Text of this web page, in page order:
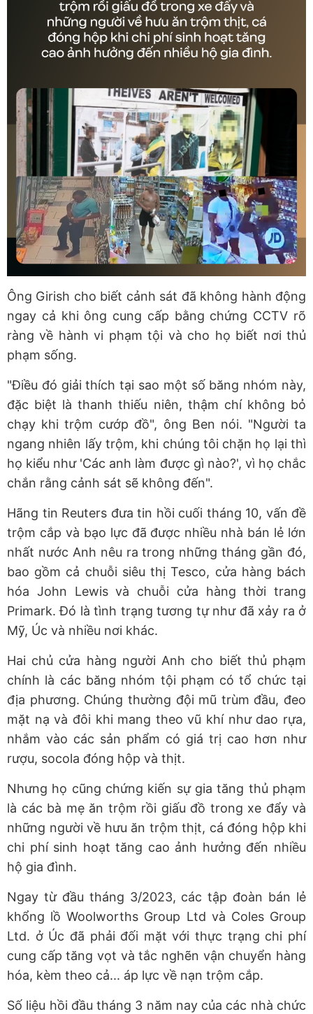
Ông Girish cho biết cảnh sát đã không hành động
ngay cả khi ông cung cấp bằng chứng CCTV rõ
ràng về hành vi phạm tội và cho họ biết nơi thủ
phạm sống.
"Điều đó giải thích tại sao một số băng nhóm này,
đặc biệt là thanh thiếu niên, thậm chí không bỏ
chạy khi trộm cướp đồ", ông Ben nói. "Người ta
ngang nhiên lấy trộm, khi chúng tôi chặn họ lại thì
họ kiểu như 'Các anh làm được gì nào?', vì họ chắc
chắn rằng cảnh sát sẽ không đến".
Hãng tin Reuters đưa tin hồi cuối tháng 10, vấn đề
trộm cắp và bạo lực đã được nhiều nhà bán lẻ lớn
nhất nước Anh nêu ra trong những tháng gần đó,
bao gồm cả chuỗi siêu thị Tesco, cửa hàng bách
hóa John Lewis và chuỗi cửa hàng thời trang
Primark. Đó là tình trạng tương tự như đã xảy ra ở
Mỹ, Úc và nhiều nơi khác.
Hai chủ cửa hàng người Anh cho biết thủ phạm
chính là các băng nhóm tội phạm có tổ chức tại
địa phương. Chúng thường đội mũ trùm đầu, đeo
mặt nạ và đôi khi mang theo vũ khí như dao rựa,
nhắm vào các sản phẩm có giá trị cao hơn như
rượu, socola đóng hộp và thịt.
Nhưng họ cũng chứng kiến sự gia tăng thủ phạm
là các bà mẹ ăn trộm rồi giấu đồ trong xe đẩy và
những người về hưu ăn trộm thịt, cá đóng hộp khi
chi phí sinh hoạt tăng cao ảnh hưởng đến nhiều
hộ gia đình.
Ngay từ đầu tháng 3/2023, các tập đoàn bán lẻ
khổng lồ Woolworths Group Ltd và Coles Group
Ltd. ở Úc đã phải đối mặt với thực trạng chi phí
cung cấp tăng vọt và tắc nghẽn vận chuyển hàng
hóa, kèm theo cả... áp lực về nạn trộm cắp.
Số liệu hồi đầu tháng 3 năm nay của các nhà chức